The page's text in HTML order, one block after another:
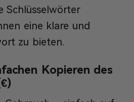
Schlüsselwörter
eine klare und
zu bieten.
Kopieren des